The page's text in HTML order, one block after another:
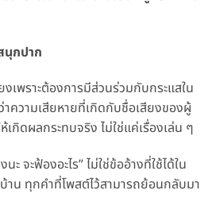
นุกปาก
เพราะต้องการมีส่วนร่วมกับกระแสใน
ความเสียหายที่เกิดกับชื่อเสียงของผู้
กิดผลกระทบจริง ไม่ใช่แค่เรื่องเล่น ๆ
ะ จะฟ้องอะไร” ไม่ใช่ข้ออ้างที่ใช้ได้ใน
าน ทุกคำที่โพสต์ไว้สามารถย้อนกลับมา